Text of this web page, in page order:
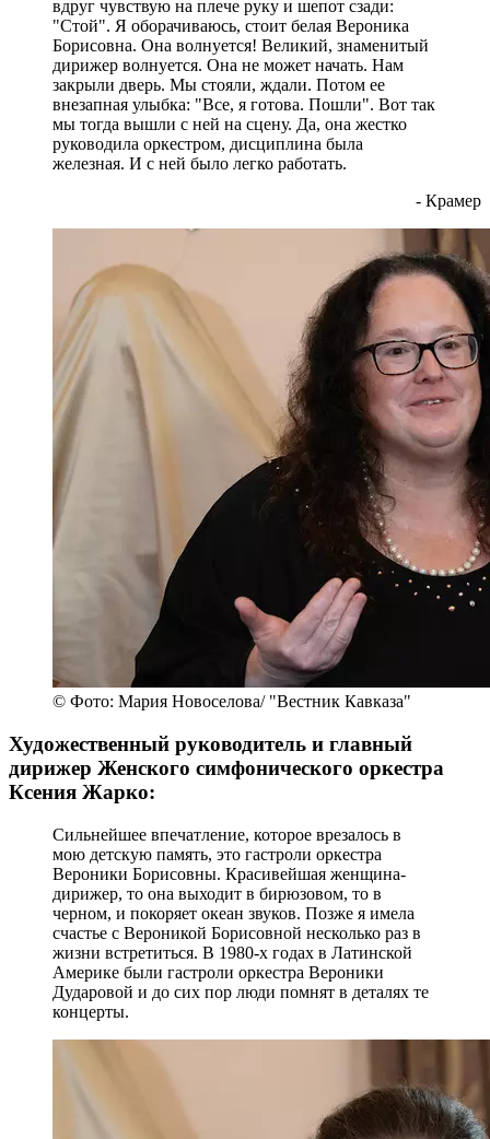
вдруг чувствую на плече руку и шепот сзади:
"Стой". Я оборачиваюсь, стоит белая Вероника
Борисовна. Она волнуется! Великий, знаменитый
дирижер волнуется. Она не может начать. Нам
закрыли дверь. Мы стояли, ждали. Потом ее
внезапная улыбка: "Все, я готова. Пошли". Вот так
мы тогда вышли с ней на сцену. Да, она жестко
руководила оркестром, дисциплина была
железная. И с ней было легко работать.
- Крамер
© Фото: Мария Новоселова/ "Вестник Кавказа"
Художественный руководитель и главный
дирижер Женского симфонического оркестра
Ксения Жарко:
Сильнейшее впечатление, которое врезалось в
мою детскую память, это гастроли оркестра
Вероники Борисовны. Красивейшая женщина-
дирижер, то она выходит в бирюзовом, то в
черном, и покоряет океан звуков. Позже я имела
счастье с Вероникой Борисовной несколько раз в
жизни встретиться. В 1980-х годах в Латинской
Америке были гастроли оркестра Вероники
Дударовой и до сих пор люди помнят в деталях те
концерты.